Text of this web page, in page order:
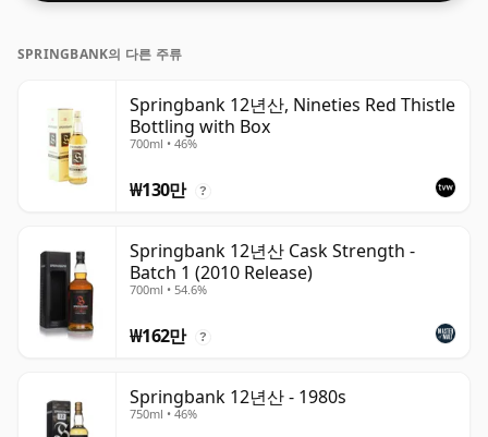
SPRINGBANK의 다른 주류
Springbank 12년산, Nineties Red Thistle
Bottling with Box
700ml • 46%
₩130만 ?
Springbank 12년산 Cask Strength -
Batch 1 (2010 Release)
700ml • 54.6%
₩162만 ?
Springbank 12년산 - 1980s
750ml • 46%